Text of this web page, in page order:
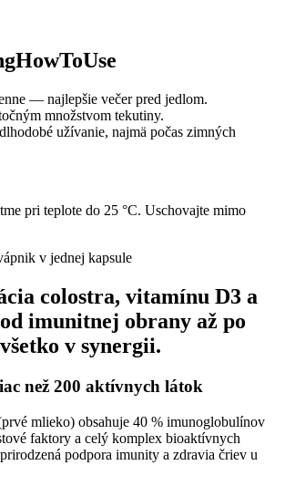
— najlepšie večer pred jedlom.
množstvom tekutiny.
užívanie, najmä počas zimných
pri teplote do 25 °C. Uschovajte mimo
v jednej kapsule
colostra, vitamínu D3 a
imunitnej obrany až po
v synergii.
než 200 aktívnych látok
mlieko) obsahuje 40 % imunoglobulínov
faktory a celý komplex bioaktívnych
podpora imunity a zdravia čriev u